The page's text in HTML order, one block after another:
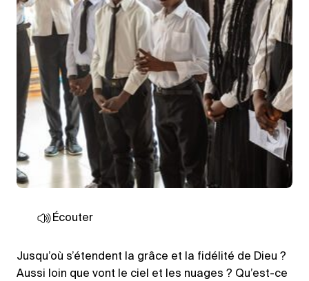
Écouter
Jusqu’où s’étendent la grâce et la fidélité de Dieu ?
Aussi loin que vont le ciel et les nuages ? Qu’est-ce